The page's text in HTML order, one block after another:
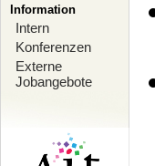
Information
Intern
Konferenzen
Externe
Jobangebote